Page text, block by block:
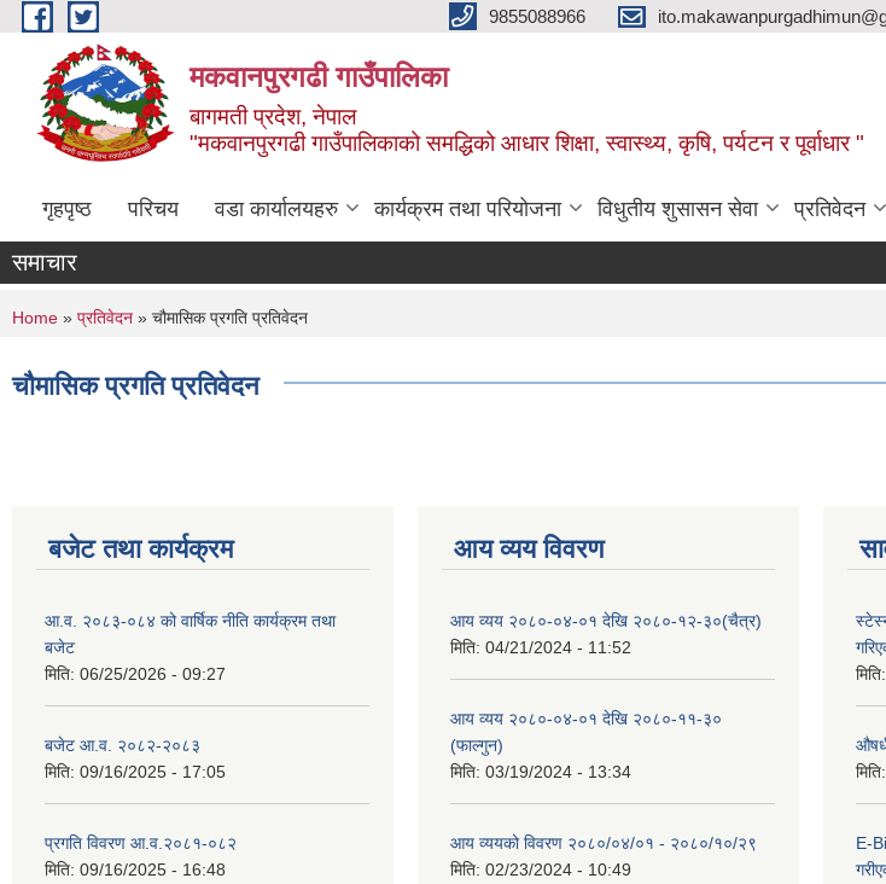
Skip to main content 9855088966
मकवानपुरगढी गाउँपालिका
बागमती प्रदेश, नेपाल
"मकवानपुरगढी गाउँपालिकाको समद्धिको आधार शिक्षा, स्‍वास्‍थ्‍य, कृषि, पर्यटन र पूर्वाधार "
गृहपृष्ठ परिचय वडा कार्यालयहरु कार्यक्रम तथा परियोजना विधुतीय शुसासन सेवा प्रतिवेदन
समाचार
You are here
Home » प्रतिवेदन » चौमासिक प्रगति प्रतिवेदन
चौमासिक प्रगति प्रतिवेदन
बजेट तथा कार्यक्रम
आ.व. २०८३-०८४ को वार्षिक नीति कार्यक्रम तथा
बजेट
मिति: 06/25/2026 - 09:27
बजेट आ.व. २०८२-२०८३
मिति: 09/16/2025 - 17:05
प्रगति विवरण आ.व.२०८१-०८२
मिति: 09/16/2025 - 16:48
आय व्यय विवरण
आय व्यय २०८०-०४-०१ देखि २०८०-१२-३०(चैत्र)
मिति: 04/21/2024 - 11:52
आय व्यय २०८०-०४-०१ देखि २०८०-११-३०
(फाल्गुन)
मिति: 03/19/2024 - 13:34
आय व्ययको विवरण २०८०/०४/०१ - २०८०/१०/२९
मिति: 02/23/2024 - 10:49
मिति:
मिति:
E-